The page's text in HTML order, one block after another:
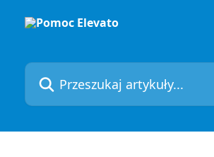
Przeszukaj artykuły...